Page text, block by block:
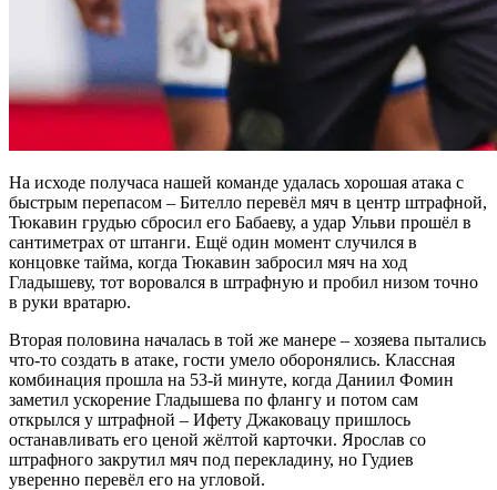
На исходе получаса нашей команде удалась хорошая атака с
быстрым перепасом – Бителло перевёл мяч в центр штрафной,
Тюкавин грудью сбросил его Бабаеву, а удар Ульви прошёл в
сантиметрах от штанги. Ещё один момент случился в
концовке тайма, когда Тюкавин забросил мяч на ход
Гладышеву, тот воровался в штрафную и пробил низом точно
в руки вратарю.
Вторая половина началась в той же манере – хозяева пытались
что-то создать в атаке, гости умело оборонялись. Классная
комбинация прошла на 53-й минуте, когда Даниил Фомин
заметил ускорение Гладышева по флангу и потом сам
открылся у штрафной – Ифету Джаковацу пришлось
останавливать его ценой жёлтой карточки. Ярослав со
штрафного закрутил мяч под перекладину, но Гудиев
уверенно перевёл его на угловой.